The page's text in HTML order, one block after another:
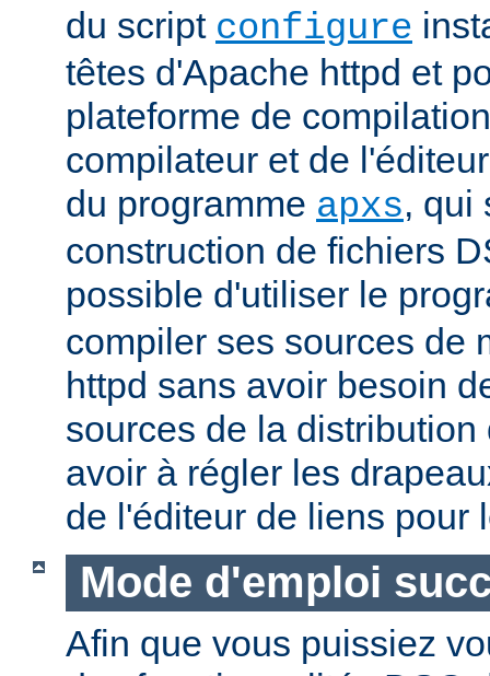
du script configure
têtes d'Apache httpd et
plateforme de
compilateur et de
du programme apxs, qui
construction de fichiers
possible d'utiliser le
compiler ses sources de
httpd sans avoir besoin
sources de la
avoir à régler les
de l'éditeur de liens pour
Mode d'emploi
Afin que vous puissiez